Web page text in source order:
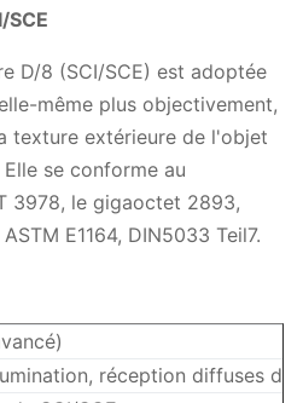
SCE
D/8 (SCI/SCE) est adoptée
même plus objectivement,
texture extérieure de l'objet
se conforme au
3978, le gigaoctet 2893,
E1164, DIN5033 Teil7.
réception diffuses de